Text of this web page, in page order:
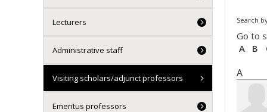
Search
Go to
A
B
A
Lecturers
Administrative staff
Visiting scholars/adjunct professors
Emeritus professors